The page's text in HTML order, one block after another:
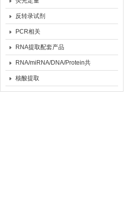
反转录试剂
PCR相关
RNA提取配套产品
RNA/miRNA/DNA/Protein共
提取
核酸提取